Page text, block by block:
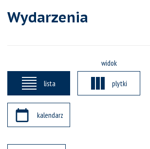
Wydarzenia
widok
lista plytki
kalendarz